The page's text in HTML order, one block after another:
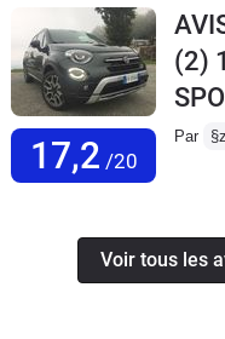
17,2 /20
(2)
Par
Voir tous les